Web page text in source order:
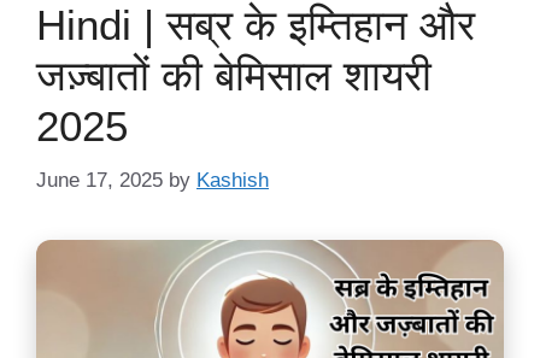
Hindi | सब्र के इम्तिहान और
जज़्बातों की बेमिसाल शायरी
2025
June 17, 2025 by Kashish